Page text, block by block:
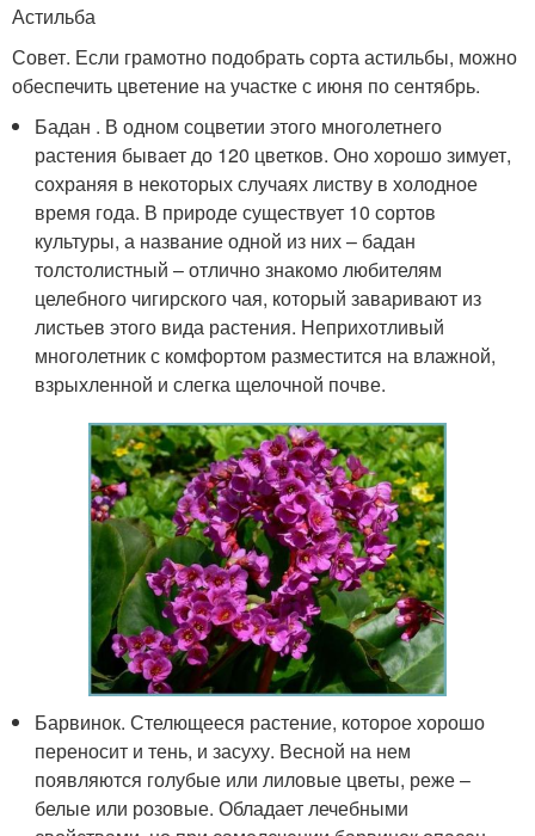
Астильба
Совет. Если грамотно подобрать сорта астильбы, можно
обеспечить цветение на участке с июня по сентябрь.
Бадан . В одном соцветии этого многолетнего
растения бывает до 120 цветков. Оно хорошо зимует,
сохраняя в некоторых случаях листву в холодное
время года. В природе существует 10 сортов
культуры, а название одной из них – бадан
толстолистный – отлично знакомо любителям
целебного чигирского чая, который заваривают из
листьев этого вида растения. Неприхотливый
многолетник с комфортом разместится на влажной,
взрыхленной и слегка щелочной почве.
Барвинок. Стелющееся растение, которое хорошо
переносит и тень, и засуху. Весной на нем
появляются голубые или лиловые цветы, реже –
белые или розовые. Обладает лечебными